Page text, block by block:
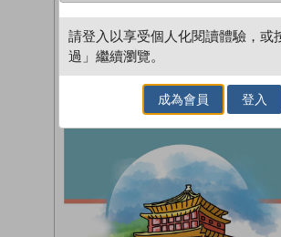
請登入以享受個人化閱讀體驗，或
過」繼續瀏覽。
成為會員 登入